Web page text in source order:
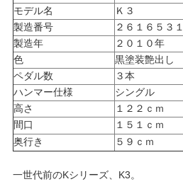
モデル名
Ｋ３
製造番号
２６１６５３１
製造年
２０１０年
色
黒塗装艶出し
ペダル数
３本
ハンマー仕様
シングル
高さ
１２２ｃｍ
間口
１５１ｃｍ
奥行き
５９ｃｍ
一世代前のKシリーズ、K3。